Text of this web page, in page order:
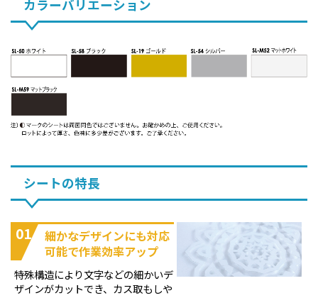
カラーバリエーション
シートの特長
01
細かなデザインにも対応
可能で作業効率アップ
特殊構造により文字などの細かいデ
ザインがカットでき、カス取もしや